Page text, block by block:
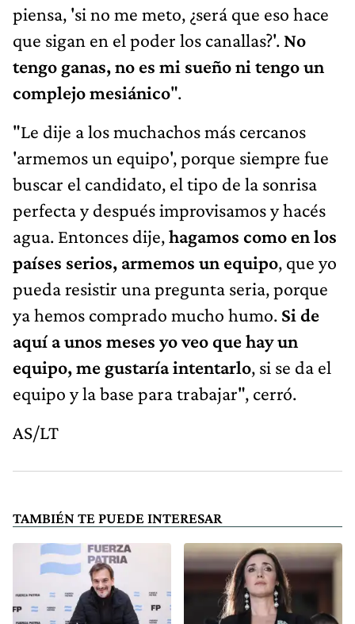
piensa, 'si no me meto, ¿será que eso hace
que sigan en el poder los canallas?'. No
tengo ganas, no es mi sueño ni tengo un
complejo mesiánico".
"Le dije a los muchachos más cercanos
'armemos un equipo', porque siempre fue
buscar el candidato, el tipo de la sonrisa
perfecta y después improvisamos y hacés
agua. Entonces dije,hagamos como en los
países serios, armemos un equipo, que yo
pueda resistir una pregunta seria, porque
ya hemos comprado mucho humo. Si de
aquí a unos meses yo veo que hay un
equipo, me gustaría intentarlo, si se da el
equipo y la base para trabajar", cerró.
AS/LT
TAMBIÉN TE PUEDE INTERESAR